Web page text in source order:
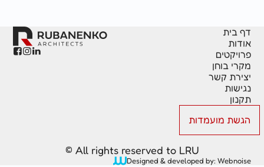
קשר
מועמדות
All rights reserved to LRU ©
Designed & developed by: